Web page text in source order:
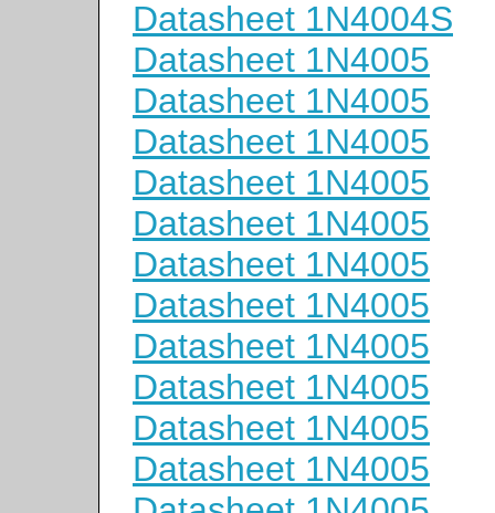
Datasheet 1N4004S
Datasheet 1N4005
Datasheet 1N4005
Datasheet 1N4005
Datasheet 1N4005
Datasheet 1N4005
Datasheet 1N4005
Datasheet 1N4005
Datasheet 1N4005
Datasheet 1N4005
Datasheet 1N4005
Datasheet 1N4005